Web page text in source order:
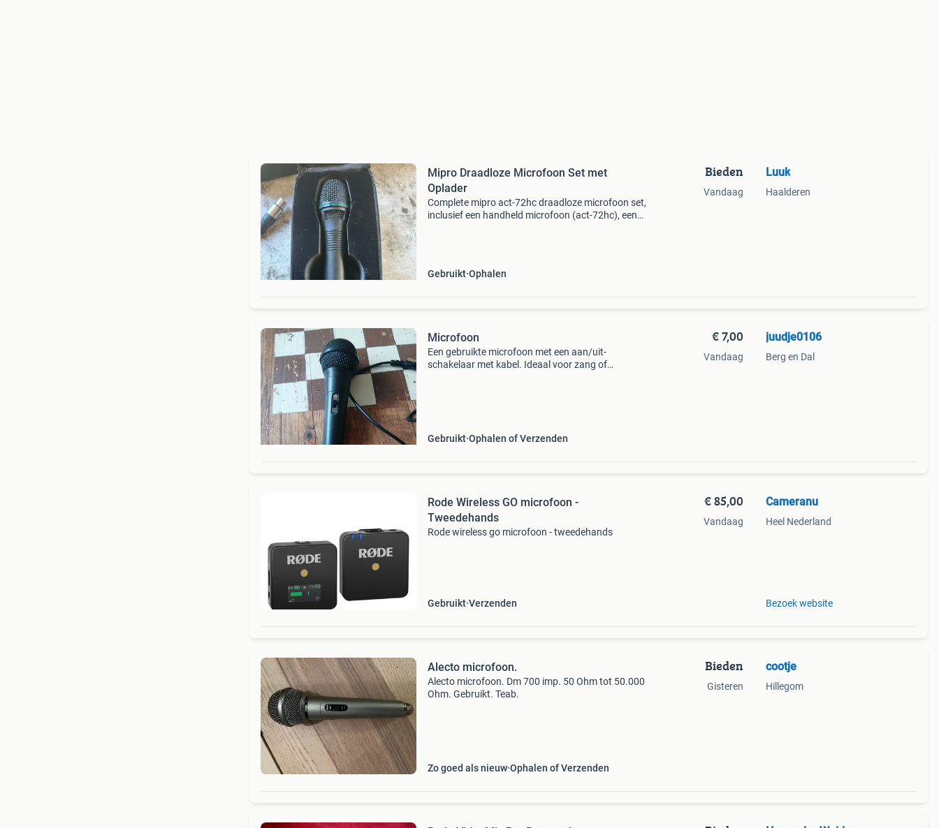
Mipro Draadloze Microfoon Set met
Oplader
Complete mipro act-72hc draadloze microfoon set,
inclusief een handheld microfoon (act-72hc), een
Gebruikt Ophalen
Bieden
Vandaag
Luuk
Haalderen
Microfoon
Een gebruikte microfoon met een aan/uit-
schakelaar met kabel. Ideaal voor zang of
Gebruikt Ophalen of Verzenden
€ 7,00
Vandaag
juudje0106
Berg en Dal
Rode Wireless GO microfoon -
Tweedehands
Rode wireless go microfoon - tweedehands
Gebruikt Verzenden
€ 85,00
Vandaag
Cameranu
Heel Nederland
Bezoek website
Alecto microfoon.
Alecto microfoon. Dm 700 imp. 50 Ohm tot 50.000
Ohm. Gebruikt. Teab.
Zo goed als nieuw Ophalen of Verzenden
Bieden
Gisteren
cootje
Hillegom